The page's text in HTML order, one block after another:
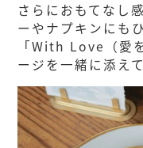
さらにおもてなし
ーやナプキンにも
「With Love（愛
ージを一緒に添え